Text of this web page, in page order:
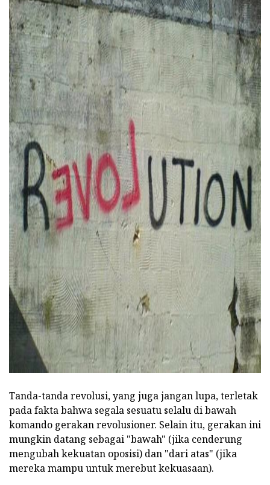
ad
Tanda-tanda revolusi, yang juga jangan lupa, terletak
pada fakta bahwa segala sesuatu selalu di bawah
komando gerakan revolusioner. Selain itu, gerakan ini
mungkin datang sebagai "bawah" (jika cenderung
mengubah kekuatan oposisi) dan "dari atas" (jika
mereka mampu untuk merebut kekuasaan).